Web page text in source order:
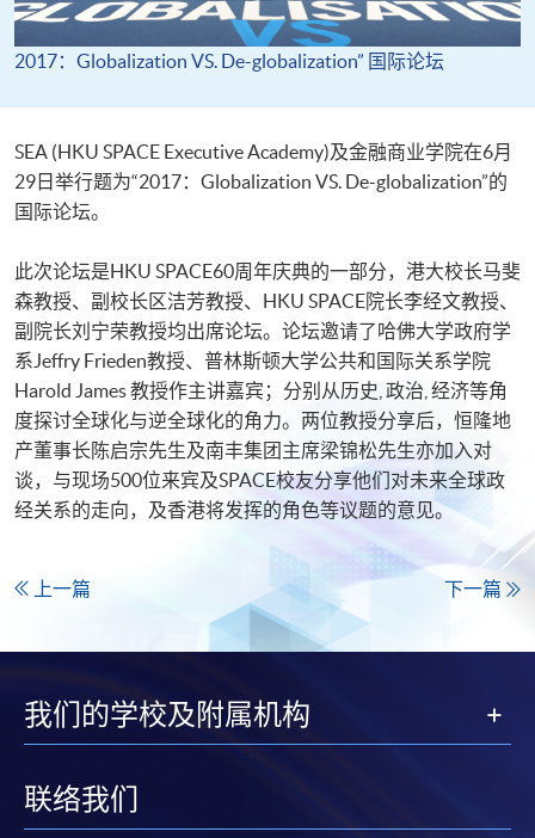
2017：Globalization VS. De-globalization” 国际论坛
SEA (HKU SPACE Executive Academy)及金融商业学院在6月
29日举行题为“2017：Globalization VS. De-globalization”的
国际论坛。
此次论坛是HKU SPACE60周年庆典的一部分，港大校长马斐
森教授、副校长区洁芳教授、HKU SPACE院长李经文教授、
副院长刘宁荣教授均出席论坛。论坛邀请了哈佛大学政府学
系Jeffry Frieden教授、普林斯顿大学公共和国际关系学院
Harold James 教授作主讲嘉宾；分别从历史, 政治, 经济等角
度探讨全球化与逆全球化的角力。两位教授分享后，恒隆地
产董事长陈启宗先生及南丰集团主席梁锦松先生亦加入对
谈，与现场500位来宾及SPACE校友分享他们对未来全球政
经关系的走向，及香港将发挥的角色等议题的意见。
上一篇 下一篇
我们的学校及附属机构
联络我们